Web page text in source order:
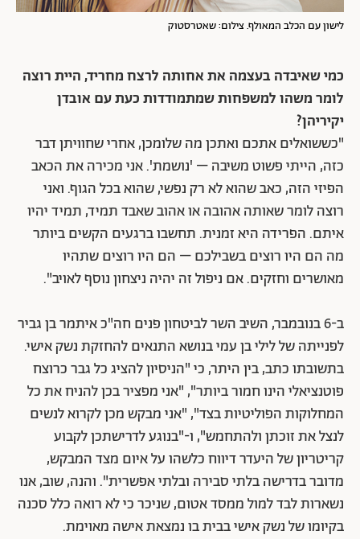
לישון עם הכלב המאולף. צילום: שאטרסטוק
כמי שאיבדה בעצמה את אחותה לרצח מחריד, היית רוצה
לומר משהו למשפחות שמתמודדות כעתעם אובדן
יקיריהן?
"כששואלים אתכם ואתכן מה שלומכן, אחרי שחוויתן דבר
כזה, הייתי פשוט משיבה – 'נושמת'. אני מכירה את הכאב
הפיזי הזה, כאב שהוא לא רק נפשי, שהוא בכל הגוף. ואני
רוצה לומר שאותה אהובה או אהוב שאבד תמיד, תמיד יהיו
איתם. הפרידה היא זמנית. תחשבו ברגעים הקשים ביותר
מה הם היו רוצים בשבילכם – הם היו רוצים שתהיו
מאושרים וחזקים. אם ניפול זה יהיה ניצחון נוסף לאויב".
ב-6 בנובמבר, השיב השר לביטחון פנים חה"כ איתמר בן גביר
לפנייתה של לילי בן עמי בנושא התנאים להחזקת נשק אישי.
בתשובתו כתב, בין היתר, כי "הניסיון להציג כל גבר כרוצח
פוטנציאלי הינו חמור ביותר", "אני מפציר בכן להניח את כל
המחלוקות הפוליטיות בצד", "אני מבקש מכן לקרוא לנשים
לנצל את זוכתן ולהתחמש", ו-"בנוגע לדרישתכן לקבוע
קריטריון של היעדר דיווח כלשהו על איום מצד המבקש,
מדובר בדרישה בלתי סבירה ובלתי אפשרית". והנה, שוב, אנו
נשארות לבד למול ממסד אטום, שניכר כי לא רואה כלל סכנה
בקיומו של נשק אישי בבית בו נמצאת אישה מאוימת.